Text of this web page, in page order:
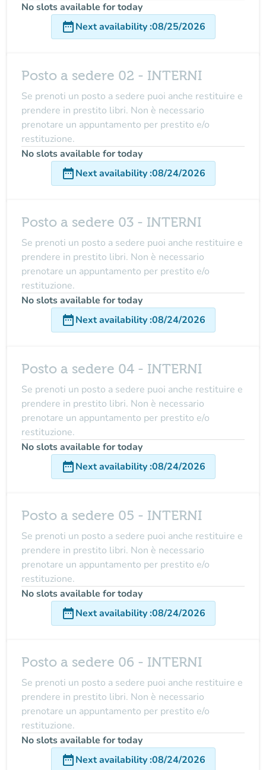
No slots available for today
date_rangeNext availability:08/25/2026
Posto a sedere 02 - INTERNI
Se prenoti un posto a sedere puoi anche restituire e
prendere in prestito libri. Non è necessario
prenotare un appuntamento per prestito e/o
restituzione.
No slots available for today
date_rangeNext availability:08/24/2026
Posto a sedere 03 - INTERNI
Se prenoti un posto a sedere puoi anche restituire e
prendere in prestito libri. Non è necessario
prenotare un appuntamento per prestito e/o
restituzione.
No slots available for today
date_rangeNext availability:08/24/2026
Posto a sedere 04 - INTERNI
Se prenoti un posto a sedere puoi anche restituire e
prendere in prestito libri. Non è necessario
prenotare un appuntamento per prestito e/o
restituzione.
No slots available for today
date_rangeNext availability:08/24/2026
Posto a sedere 05 - INTERNI
Se prenoti un posto a sedere puoi anche restituire e
prendere in prestito libri. Non è necessario
prenotare un appuntamento per prestito e/o
restituzione.
No slots available for today
date_rangeNext availability:08/24/2026
Posto a sedere 06 - INTERNI
Se prenoti un posto a sedere puoi anche restituire e
prendere in prestito libri. Non è necessario
prenotare un appuntamento per prestito e/o
restituzione.
No slots available for today
date_rangeNext availability:08/24/2026